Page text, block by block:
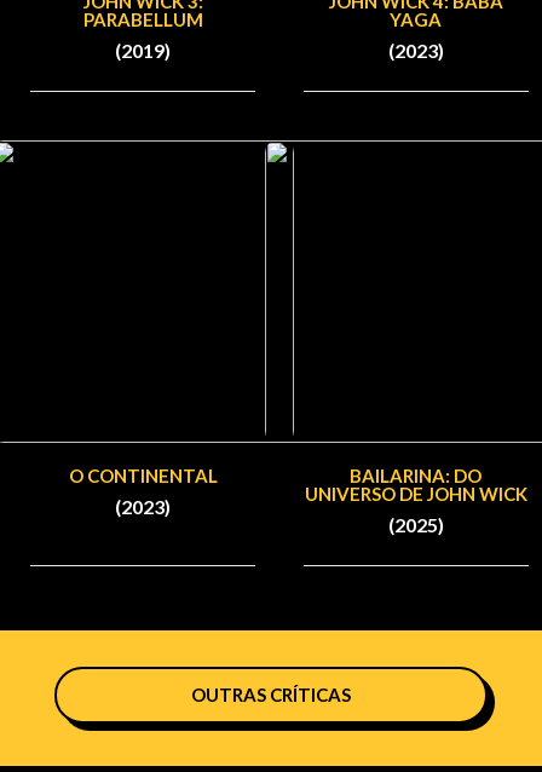
PARABELLUM
(2019)
YAGA
(2023)
O CONTINENTAL
(2023)
BAILARINA: DO
UNIVERSO DE JOHN WICK
(2025)
OUTRAS CRÍTICAS